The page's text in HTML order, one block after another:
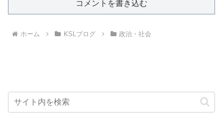
コメントを書き込む
ホーム KSLブログ 政治・社会